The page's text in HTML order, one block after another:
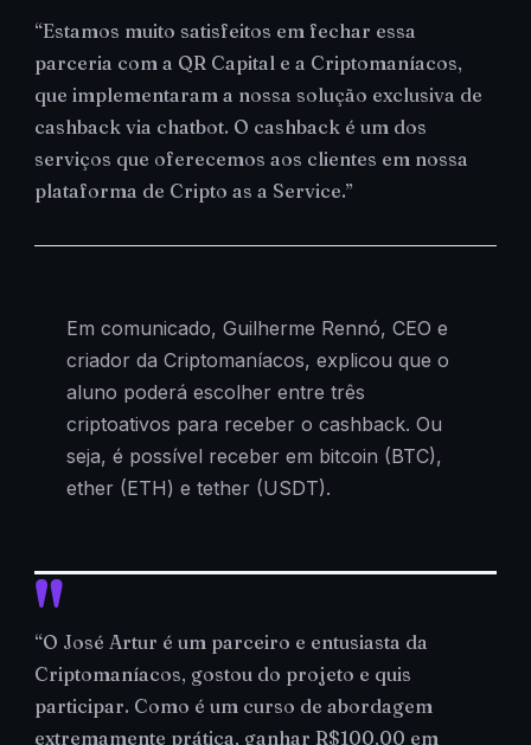
“Estamos muito satisfeitos em fechar essa
parceria com a QR Capital e a Criptomaníacos,
que implementaram a nossa solução exclusiva de
cashback via chatbot. O cashback é um dos
serviços que oferecemos aos clientes em nossa
plataforma de Cripto as a Service.”
Em comunicado, Guilherme Rennó, CEO e
criador da Criptomaníacos, explicou que o
aluno poderá escolher entre três
criptoativos para receber o cashback. Ou
seja, é possível receber em bitcoin (BTC),
ether (ETH) e tether (USDT).
“O José Artur é um parceiro e entusiasta da
Criptomaníacos, gostou do projeto e quis
participar. Como é um curso de abordagem
extremamente prática, ganhar R$100,00 em